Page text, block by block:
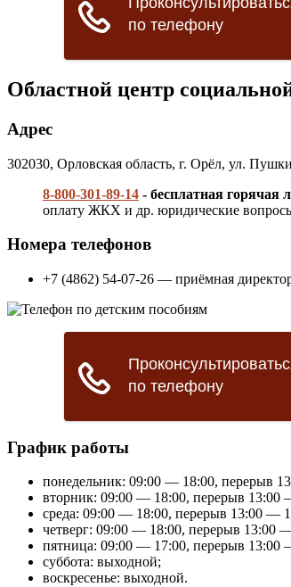
Областной центр
Адрес
302030, Орловская область, г. Орёл, ул.
8-800-301-89-14 - бесплатная
оплату ЖКХ и др. юридические
Номера телефонов
+7 (4862) 54-07-26 — приёмная
График работы
понедельник: 09:00 — 18:00, перерыв
вторник: 09:00 — 18:00, перерыв 13:00
среда: 09:00 — 18:00, перерыв 13:00 —
четверг: 09:00 — 18:00, перерыв 13:00
пятница: 09:00 — 17:00, перерыв 13:00
суббота: выходной;
воскресенье: выходной.